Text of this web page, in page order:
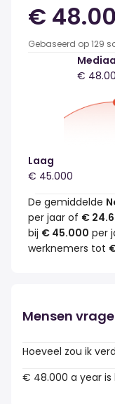
€
Gebaseerd op 129
De gemiddelde
per jaar of €
bij € 45.000 per
werknemers tot
€
Laag
€ 45.000
Mensen
Hoeveel zou ik
€ 48.000 a year